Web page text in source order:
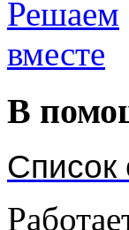
В
Список